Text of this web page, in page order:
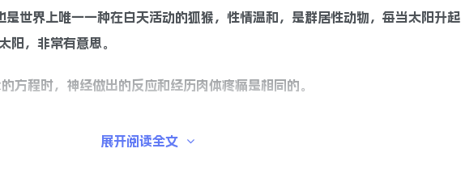
世界上唯一一种在白天活动的狐猴，性情温和，是群居性动物，每当太阳升起
阳，非常有意思。
方程时，神经做出的反应和经历肉体疼痛是相同的。
展开阅读全文